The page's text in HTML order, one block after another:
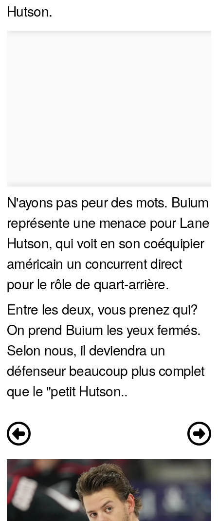
Hutson.
N'ayons pas peur des mots. Buium
représente une menace pour Lane
Hutson, qui voit en son coéquipier
américain un concurrent direct
pour le rôle de quart-arrière.
Entre les deux, vous prenez qui?
On prend Buium les yeux fermés.
Selon nous, il deviendra un
défenseur beaucoup plus complet
que le "petit Hutson..